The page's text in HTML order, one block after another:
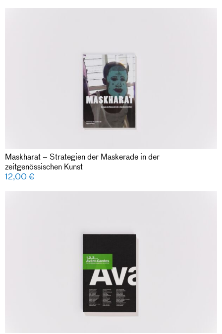
Maskharat – Strategien der Maskerade in der
zeitgenössischen Kunst
12,00€